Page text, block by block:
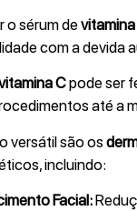
o sérum de
com a
Cpode ser
até a
versátil são os
incluindo:
Facial: